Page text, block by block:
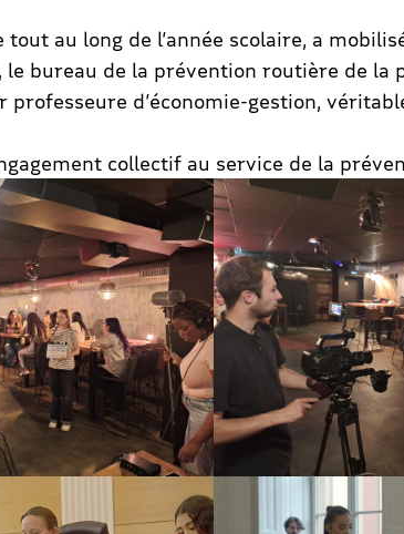
tout au long de l’année scolaire, a
le bureau de la prévention routière de
professeure d’économie-gestion,
collectif au service de la